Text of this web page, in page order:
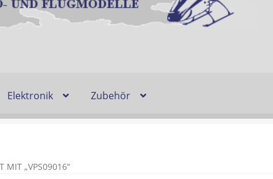
Elektronik Zubehör
Lieferzeit & Verfügbarkeit
MIT „VPS09016“